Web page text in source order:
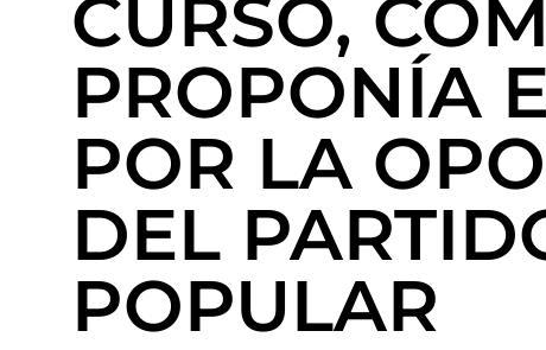
CURSO,
PROPONÍA
POR LA
DEL
POPULAR